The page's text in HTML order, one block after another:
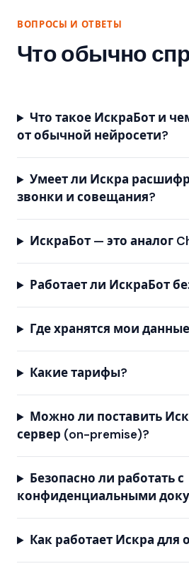
ВОПРОСЫ И ОТВЕТЫ
Что обычно
Что такое ИскраБот и
от обычной нейросети?
Умеет ли Искра
звонки и совещания?
ИскраБот — это аналог
Работает ли ИскраБот
Где хранятся мои
Какие тарифы?
Можно ли поставить
сервер (on-premise)?
Безопасно ли работать с
конфиденциальными
Как работает Искра для